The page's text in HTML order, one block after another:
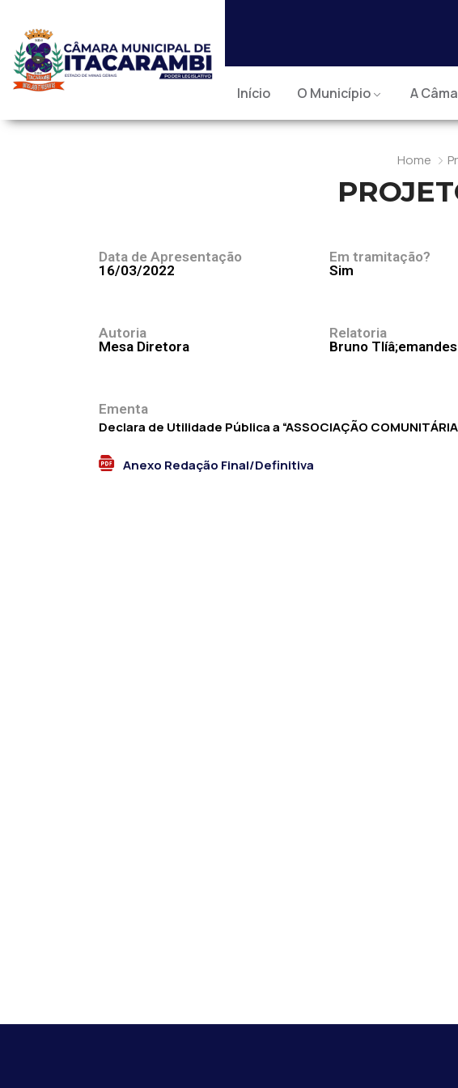
Início O Município A
Home
Data de Apresentação
16/03/2022
Em tramitação?
Sim
Autoria
Mesa Diretora
Relatoria
Bruno Tlíâ;emandes
Ementa
Declara de Utilidade Pública a “ASSOCIAÇÃO COMUNITÁRIA
Anexo Redação Final/Definitiva